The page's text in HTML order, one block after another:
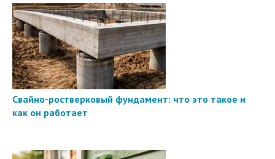
Свайно-ростверковый фундамент: что это такое и
как он работает